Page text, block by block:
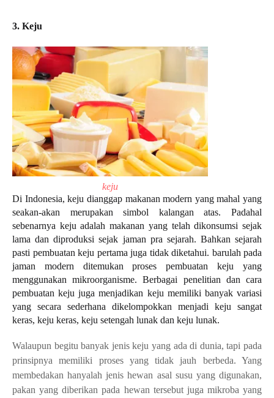
3. Keju
keju
Di Indonesia, keju dianggap makanan modern yang mahal yang
seakan-akan merupakan simbol kalangan atas. Padahal
sebenarnya keju adalah makanan yang telah dikonsumsi sejak
lama dan diproduksi sejak jaman pra sejarah. Bahkan sejarah
pasti pembuatan keju pertama juga tidak diketahui. barulah pada
jaman modern ditemukan proses pembuatan keju yang
menggunakan mikroorganisme. Berbagai penelitian dan cara
pembuatan keju juga menjadikan keju memiliki banyak variasi
yang secara sederhana dikelompokkan menjadi keju sangat
keras, keju keras, keju setengah lunak dan keju lunak.
Walaupun begitu banyak jenis keju yang ada di dunia, tapi pada
prinsipnya memiliki proses yang tidak jauh berbeda. Yang
membedakan hanyalah jenis hewan asal susu yang digunakan,
pakan yang diberikan pada hewan tersebut juga mikroba yang